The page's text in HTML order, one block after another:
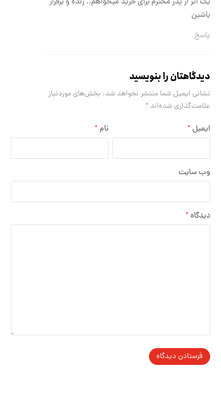
باشین
پاسخ
دیدگاهتان را بنویسید
نشانی ایمیل شما منتشر نخواهد شد. بخش‌های موردنیاز
علامت‌گذاری شده‌اند*
نام * ایمیل *
وب‌ سایت
دیدگاه *